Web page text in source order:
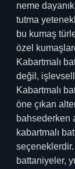
neme
tutma
bu kumaş
özel
Kabartmalı
değil,
Kabartmalı
öne çıkan
bahsederken
kabartmalı
battaniyeler,